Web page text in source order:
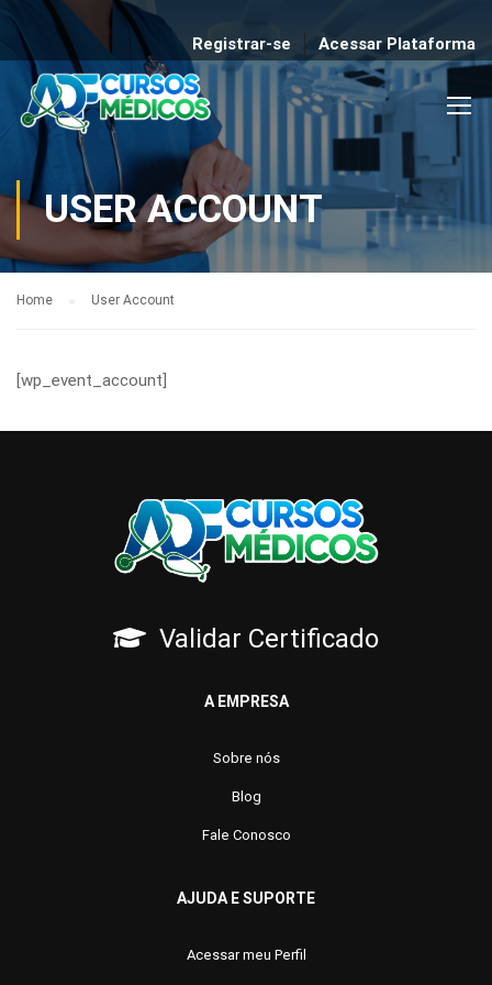
Registrar-se Acessar Plataforma
USER ACCOUNT
Home User Account
[wp_event_account]
Validar Certificado
A EMPRESA
Sobre nós
Blog
Fale Conosco
AJUDA E SUPORTE
Acessar meu Perfil